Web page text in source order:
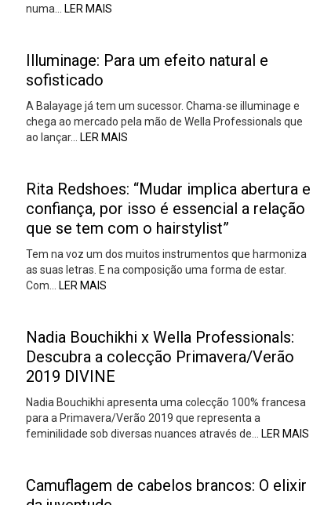
numa…
LER MAIS
Illuminage: Para um efeito natural e
sofisticado
A Balayage já tem um sucessor. Chama-se illuminage e
chega ao mercado pela mão de Wella Professionals que
ao lançar…
LER MAIS
Rita Redshoes: “Mudar implica abertura e
confiança, por isso é essencial a relação
que se tem com o hairstylist”
Tem na voz um dos muitos instrumentos que harmoniza
as suas letras. E na composição uma forma de estar.
Com…
LER MAIS
Nadia Bouchikhi x Wella Professionals:
Descubra a colecção Primavera/Verão
2019 DIVINE
Nadia Bouchikhi apresenta uma colecção 100% francesa
para a Primavera/Verão 2019 que representa a
feminilidade sob diversas nuances através de…
LER MAIS
Camuflagem de cabelos brancos: O elixir